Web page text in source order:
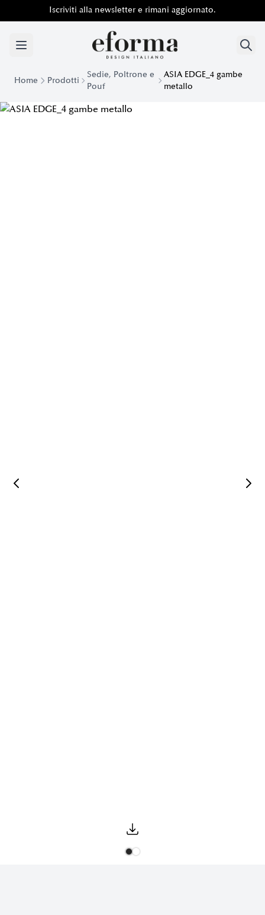
Iscriviti alla newsletter e rimani aggiornato.
Home Prodotti
Sedie, Poltrone e
Pouf
ASIA EDGE_4 gambe
metallo
Poltroncina Imbottita Max Lounge Base Legno| Eforma